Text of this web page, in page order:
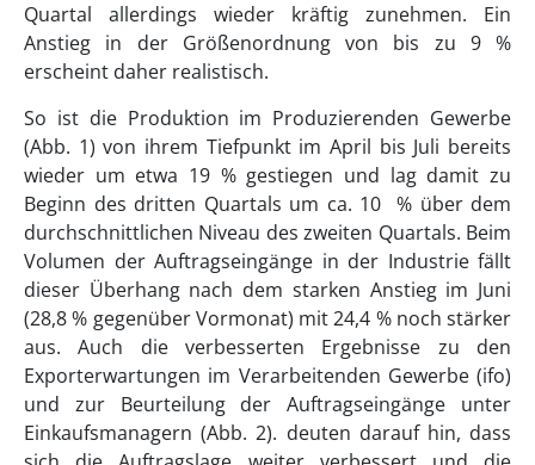
Quartal allerdings wieder kräftig zunehmen. Ein
Anstieg in der Größenordnung von bis zu 9 %
erscheint daher realistisch.
So ist die Produktion im Produzierenden Gewerbe
(Abb. 1) von ihrem Tiefpunkt im April bis Juli bereits
wieder um etwa 19 % gestiegen und lag damit zu
Beginn des dritten Quartals um ca. 10 % über dem
durchschnittlichen Niveau des zweiten Quartals. Beim
Volumen der Auftragseingänge in der Industrie fällt
dieser Überhang nach dem starken Anstieg im Juni
(28,8 % gegenüber Vormonat) mit 24,4 % noch stärker
aus. Auch die verbesserten Ergebnisse zu den
Exporterwartungen im Verarbeitenden Gewerbe (ifo)
und zur Beurteilung der Auftragseingänge unter
Einkaufsmanagern (Abb. 2). deuten darauf hin, dass